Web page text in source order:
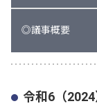
◎議事概要
令和6（